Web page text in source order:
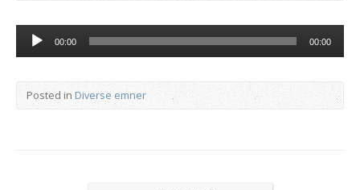
Lydafspiller
00:00 00:00
Posted in Diverse emner